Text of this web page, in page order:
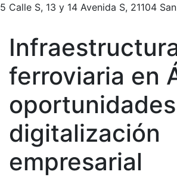
5 Calle S, 13 y 14 Avenida S, 21104
ferroviaria en
digitalización
empresarial